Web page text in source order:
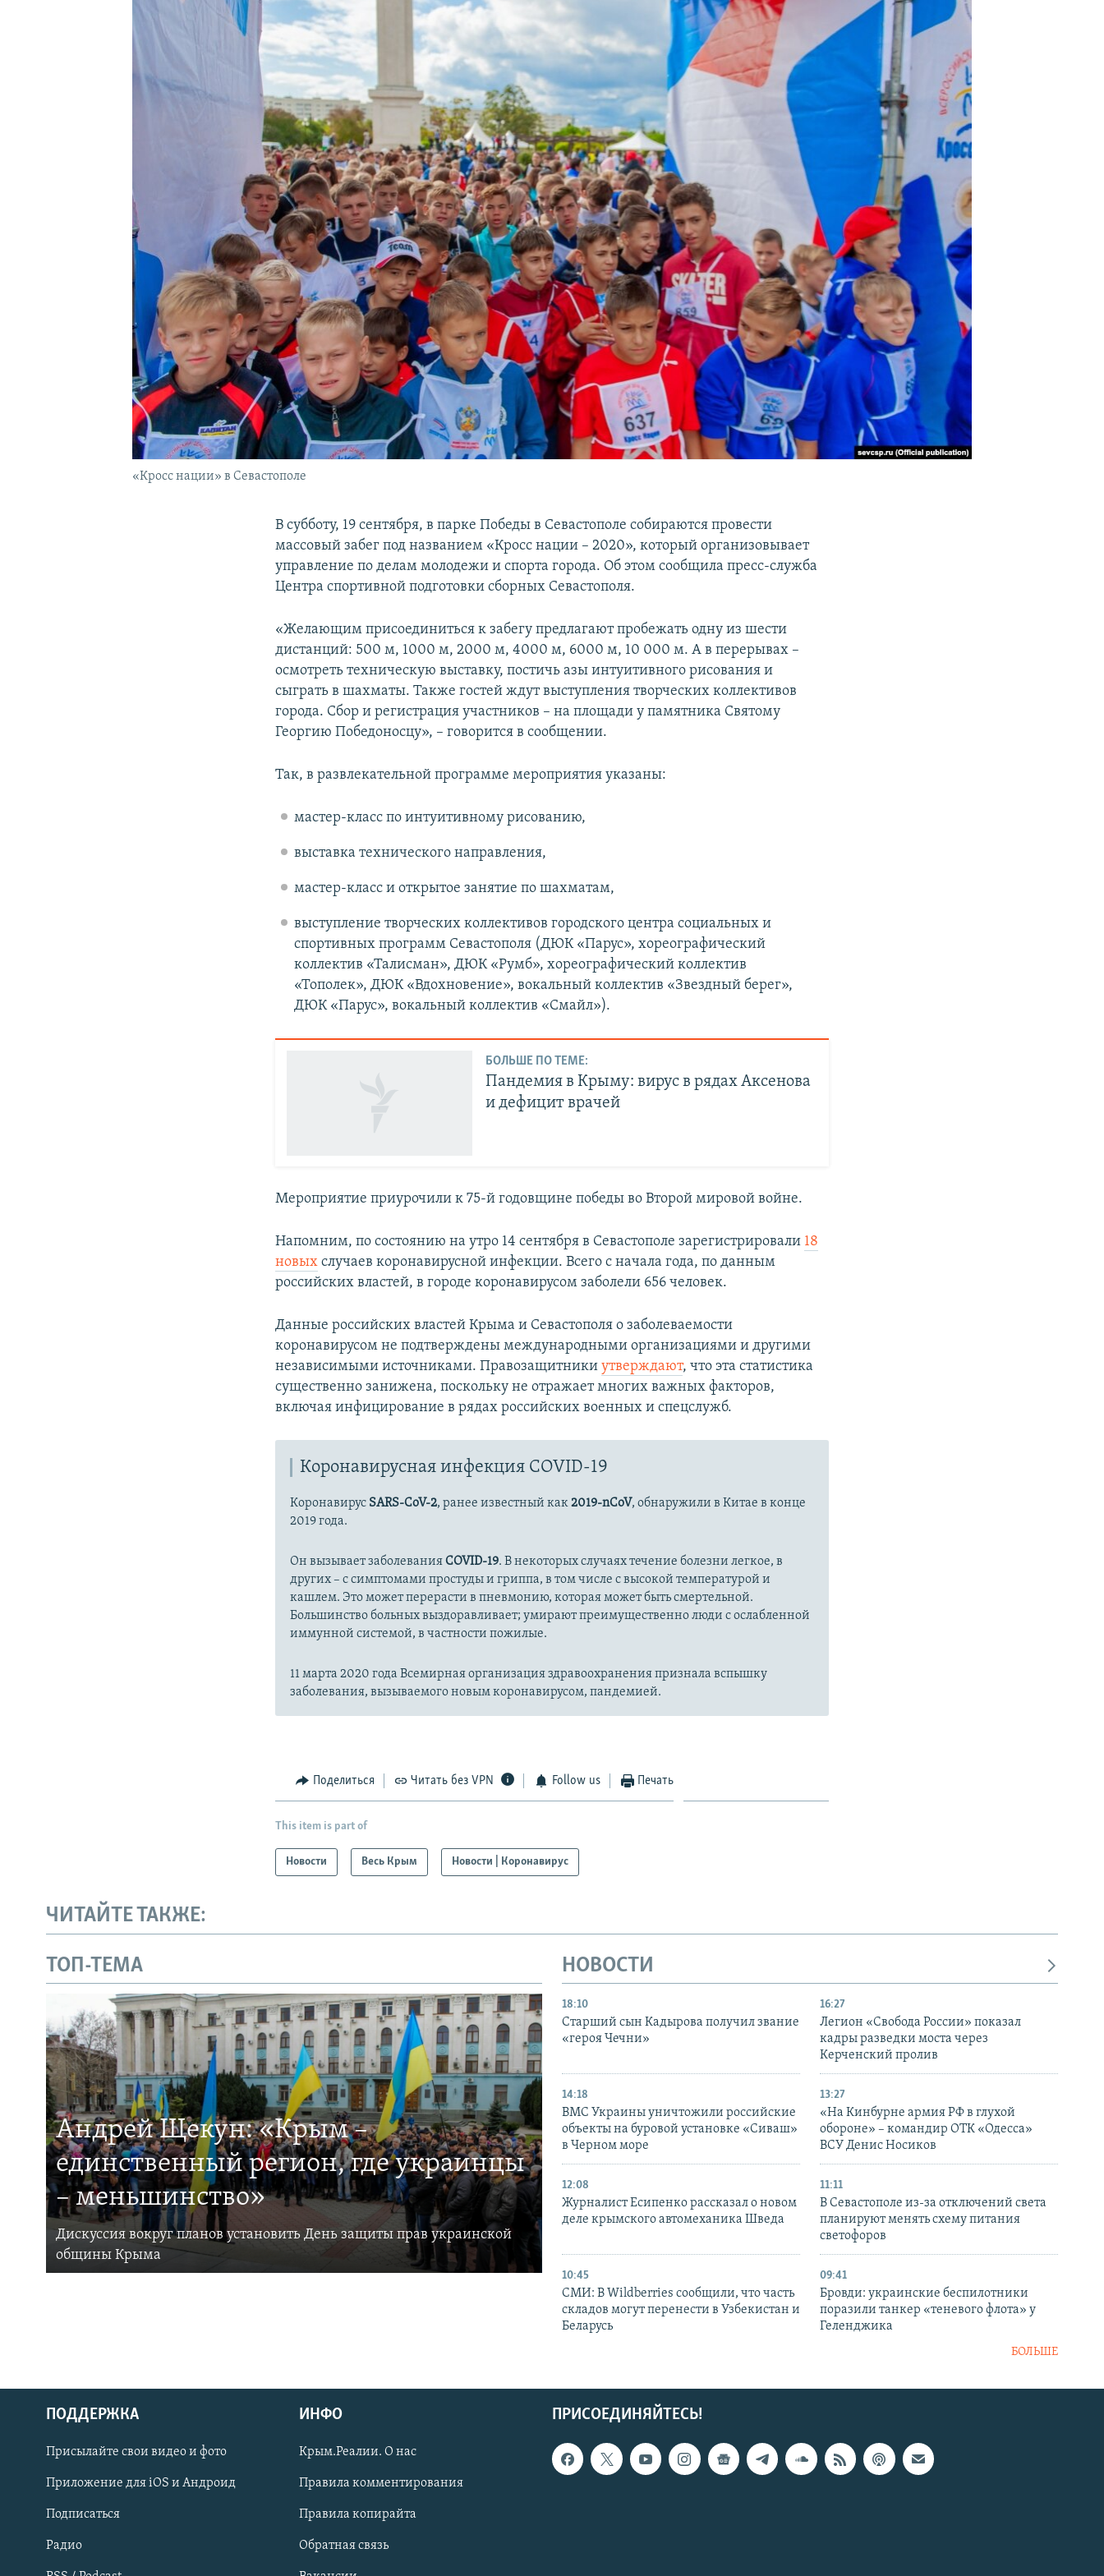
УКРАИНСКАЯ ПРОБЛЕМА КРЫМА
Українською
Qırımtatar
ПРИСОЕДИНЯЙТЕСЬ!
«Кросс нации» в Севастополе
В субботу, 19 сентября, в парке Победы в Севастополе собираются провести
массовый забег под названием «Кросс нации – 2020», который организовывает
управление по делам молодежи и спорта города. Об этом сообщила пресс-служба
Центра спортивной подготовки сборных Севастополя.
«Желающим присоединиться к забегу предлагают пробежать одну из шести
дистанций: 500 м, 1000 м, 2000 м, 4000 м, 6000 м, 10 000 м. А в перерывах –
осмотреть техническую выставку, постичь азы интуитивного рисования и
сыграть в шахматы. Также гостей ждут выступления творческих коллективов
города. Сбор и регистрация участников – на площади у памятника Святому
Георгию Победоносцу», – говорится в сообщении.
Так, в развлекательной программе мероприятия указаны:
мастер-класс по интуитивному рисованию,
выставка технического направления,
мастер-класс и открытое занятие по шахматам,
выступление творческих коллективов городского центра социальных и
спортивных программ Севастополя (ДЮК «Парус», хореографический
коллектив «Талисман», ДЮК «Румб», хореографический коллектив
«Тополек», ДЮК «Вдохновение», вокальный коллектив «Звездный берег»,
ДЮК «Парус», вокальный коллектив «Смайл»).
БОЛЬШЕ ПО ТЕМЕ:
Пандемия в Крыму: вирус в рядах Аксенова
и дефицит врачей
Мероприятие приурочили к 75-й годовщине победы во Второй мировой войне.
Напомним, по состоянию на утро 14 сентября в Севастополе зарегистрировали 18
новых случаев коронавирусной инфекции. Всего с начала года, по данным
российских властей, в городе коронавирусом заболели 656 человек.
Данные российских властей Крыма и Севастополя о заболеваемости
коронавирусом не подтверждены международными организациями и другими
независимыми источниками. Правозащитникиутверждают, что эта статистика
существенно занижена, поскольку не отражает многих важных факторов,
включая инфицирование в рядах российских военных и спецслужб.
Коронавирусная инфекция COVID-19
Коронавирус SARS-CoV-2, ранее известный как2019-nCoV, обнаружили в Китае в конце
2019 года.
Он вызывает заболеванияCOVID-19. В некоторых случаях течение болезни легкое, в
других – с симптомами простуды и гриппа, в том числе с высокой температурой и
кашлем. Это может перерасти в пневмонию, которая может быть смертельной.
Большинство больных выздоравливает; умирают преимущественно люди с ослабленной
иммунной системой, в частности пожилые.
11 марта 2020 года Всемирная организация здравоохранения признала вспышку
заболевания, вызываемого новым коронавирусом, пандемией.
Поделиться Читать без VPN Follow us Печать
This item is part of
Новости Весь Крым Новости | Коронавирус
ЧИТАЙТЕ ТАКЖЕ:
ТОП-ТЕМА
Андрей Щекун: «Крым –
единственный регион, где украинцы
– меньшинство»
Дискуссия вокруг планов установить День защиты прав украинской
общины Крыма
НОВОСТИ
18:10
Старший сын Кадырова получил звание
«героя Чечни»
16:27
Легион «Свобода России» показал
кадры разведки моста через
Керченский пролив
14:18
ВМС Украины уничтожили российские
объекты на буровой установке «Сиваш»
в Черном море
13:27
«На Кинбурне армия РФ в глухой
обороне» – командир ОТК «Одесса»
ВСУ Денис Носиков
12:08
Журналист Есипенко рассказал о новом
деле крымского автомеханика Шведа
11:11
В Севастополе из-за отключений света
планируют менять схему питания
светофоров
10:45
СМИ: В Wildberries сообщили, что часть
складов могут перенести в Узбекистан и
Беларусь
09:41
Бровди: украинские беспилотники
поразили танкер «теневого флота» у
Геленджика
БОЛЬШЕ
ПРИСОЕДИНЯЙТЕСЬ!
ПОДДЕРЖКА
Присылайте свои видео и фото
Приложение для iOS и Андроид
Подписаться
Радио
ИНФО
Крым.Реалии. О нас
Правила комментирования
Правила копирайта
Обратная связь